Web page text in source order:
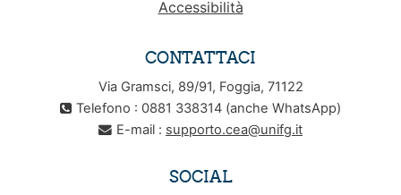
Accessibilità
CONTATTACI
Via Gramsci, 89/91, Foggia, 71122
Telefono : 0881 338314 (anche WhatsApp)
E-mail : supporto.cea@unifg.it
SOCIAL